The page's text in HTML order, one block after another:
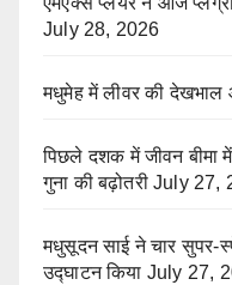
July 28, 2026
मधुमेह में लीवर की
पिछले दशक में जीवन बीमा
गुना की बढ़ोतरी July 27,
मधुसूदन साई ने चार सुपर-
उद्घाटन किया July 27,